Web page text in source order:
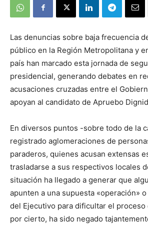
Las denuncias sobre baja frecuencia
público en la Región Metropolitana y
país han marcado esta jornada de
presidencial, generando debates en
acusaciones cruzadas entre el
apoyan al candidato de Apruebo
En diversos puntos -sobre todo de la
registrado aglomeraciones de
paraderos, quienes acusan extensas
trasladarse a sus respectivos locales
situación ha llegado a generar que
apunten a una supuesta «operación»
del Ejecutivo para dificultar el proceso
por cierto, ha sido negado